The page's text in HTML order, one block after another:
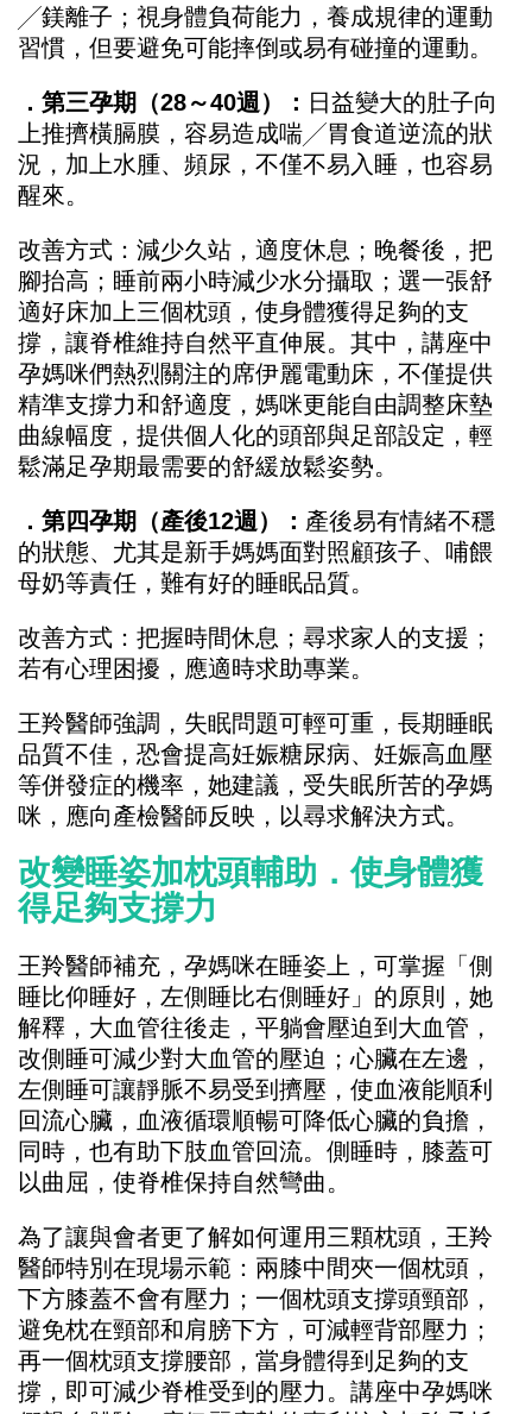
╱鎂離子；視身體負荷能力，養成規律的運動
習慣，但要避免可能摔倒或易有碰撞的運動。
．第三孕期（28～40週）： 日益變大的肚子向
上推擠橫膈膜，容易造成喘╱胃食道逆流的狀
況，加上水腫、頻尿，不僅不易入睡，也容易
醒來。
改善方式：減少久站，適度休息；晚餐後，把
腳抬高；睡前兩小時減少水分攝取；選一張舒
適好床加上三個枕頭，使身體獲得足夠的支
撐，讓脊椎維持自然平直伸展。其中，講座中
孕媽咪們熱烈關注的席伊麗電動床，不僅提供
精準支撐力和舒適度，媽咪更能自由調整床墊
曲線幅度，提供個人化的頭部與足部設定，輕
鬆滿足孕期最需要的舒緩放鬆姿勢。
．第四孕期（產後12週）： 產後易有情緒不穩
的狀態、尤其是新手媽媽面對照顧孩子、哺餵
母奶等責任，難有好的睡眠品質。
改善方式：把握時間休息；尋求家人的支援；
若有心理困擾，應適時求助專業。
王羚醫師強調，失眠問題可輕可重，長期睡眠
品質不佳，恐會提高妊娠糖尿病、妊娠高血壓
等併發症的機率，她建議，受失眠所苦的孕媽
咪，應向產檢醫師反映，以尋求解決方式。
改變睡姿加枕頭輔助．使身體獲
得足夠支撐力
王羚醫師補充，孕媽咪在睡姿上，可掌握「側
睡比仰睡好，左側睡比右側睡好」的原則，她
解釋，大血管往後走，平躺會壓迫到大血管，
改側睡可減少對大血管的壓迫；心臟在左邊，
左側睡可讓靜脈不易受到擠壓，使血液能順利
回流心臟，血液循環順暢可降低心臟的負擔，
同時，也有助下肢血管回流。側睡時，膝蓋可
以曲屈，使脊椎保持自然彎曲。
為了讓與會者更了解如何運用三顆枕頭，王羚
醫師特別在現場示範：兩膝中間夾一個枕頭，
下方膝蓋不會有壓力；一個枕頭支撐頭頸部，
避免枕在頸部和肩膀下方，可減輕背部壓力；
再一個枕頭支撐腰部，當身體得到足夠的支
撐，即可減少脊椎受到的壓力。講座中孕媽咪